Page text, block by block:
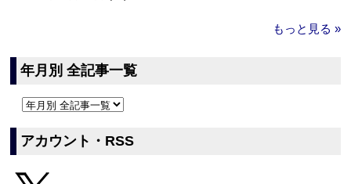
もっと見る »
年月別 全記事一覧
アカウント・RSS